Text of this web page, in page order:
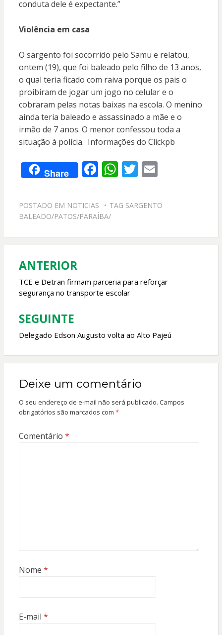
conduta dele é expectante.”
Violência em casa
O sargento foi socorrido pelo Samu e relatou,
ontem (19), que foi baleado pelo filho de 13 anos,
o qual teria ficado com raiva porque os pais o
proibiram de jogar um jogo no celular e o
cobraram pelas notas baixas na escola. O menino
ainda teria baleado e assassinado a mãe e o
irmão de 7 anos. O menor confessou toda a
situação à polícia. Informações do Clickpb
Share F
e
b
o
W
at
A
T
itt
E
ai
POSTADO EM NOTICIAS TAG SARGENTO
BALEADO/PATOS/PARAÍBA/
Navegação
de
Post
ANTERIOR
TCE e Detran firmam parceria para reforçar
segurança no transporte escolar
SEGUINTE
Delegado Edson Augusto volta ao Alto Pajeú
Deixe um comentário
O seu endereço de e-mail não será publicado. Campos
obrigatórios são marcados com *
Comentário *
Nome *
E-mail *